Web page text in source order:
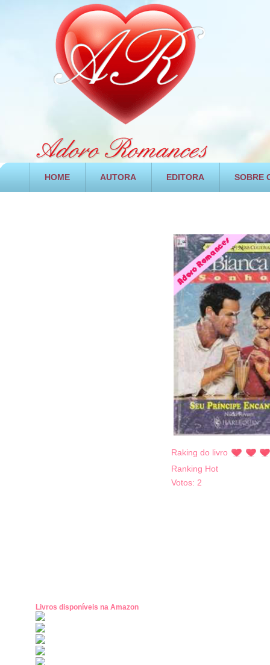
HOME AUTORA EDITORA SOBRE
Livros disponíveis na Amazon
Raking do livro
Ranking Hot
Votos: 2